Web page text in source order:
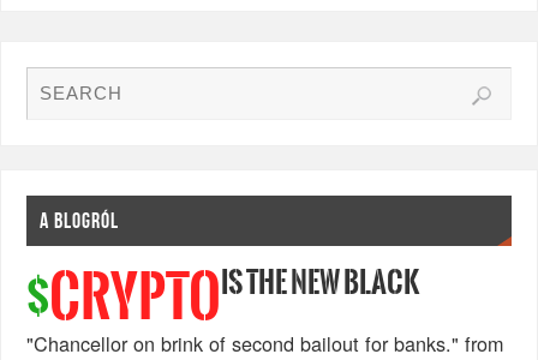
A BLOGRÓL
$CRYPTO IS THE NEW BLACK
"Chancellor on brink of second bailout for banks." from